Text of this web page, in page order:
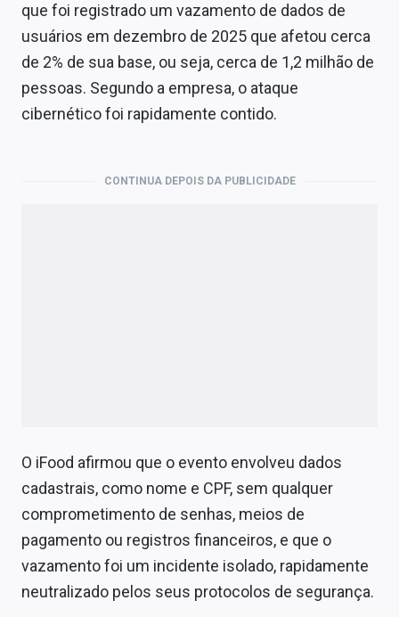
Finanças Pessoais
Mercados
Economia
Conteúdo de Marca
Expediente
que foi registrado um vazamento de dados de
usuários em dezembro de 2025 que afetou cerca
de 2% de sua base, ou seja, cerca de 1,2 milhão de
pessoas. Segundo a empresa, o ataque
cibernético foi rapidamente contido.
CONTINUA DEPOIS DA PUBLICIDADE
O iFood afirmou que o evento envolveu dados
cadastrais, como nome e CPF, sem qualquer
comprometimento de senhas, meios de
pagamento ou registros financeiros, e que o
vazamento foi um incidente isolado, rapidamente
neutralizado pelos seus protocolos de segurança.